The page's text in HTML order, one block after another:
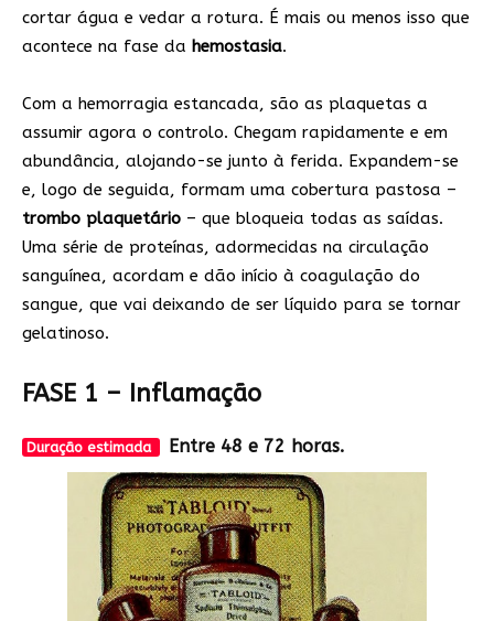
cortar água e vedar a rotura. É mais ou menos isso que
acontece na fase da hemostasia.
Com a hemorragia estancada, são as plaquetas a
assumir agora o controlo. Chegam rapidamente e em
abundância, alojando-se junto à ferida. Expandem-se
e, logo de seguida, formam uma cobertura pastosa –
trombo plaquetário – que bloqueia todas as saídas.
Uma série de proteínas, adormecidas na circulação
sanguínea, acordam e dão início à coagulação do
sangue, que vai deixando de ser líquido para se tornar
gelatinoso.
FASE 1 – Inflamação
Duração estimada Entre 48 e 72 horas.